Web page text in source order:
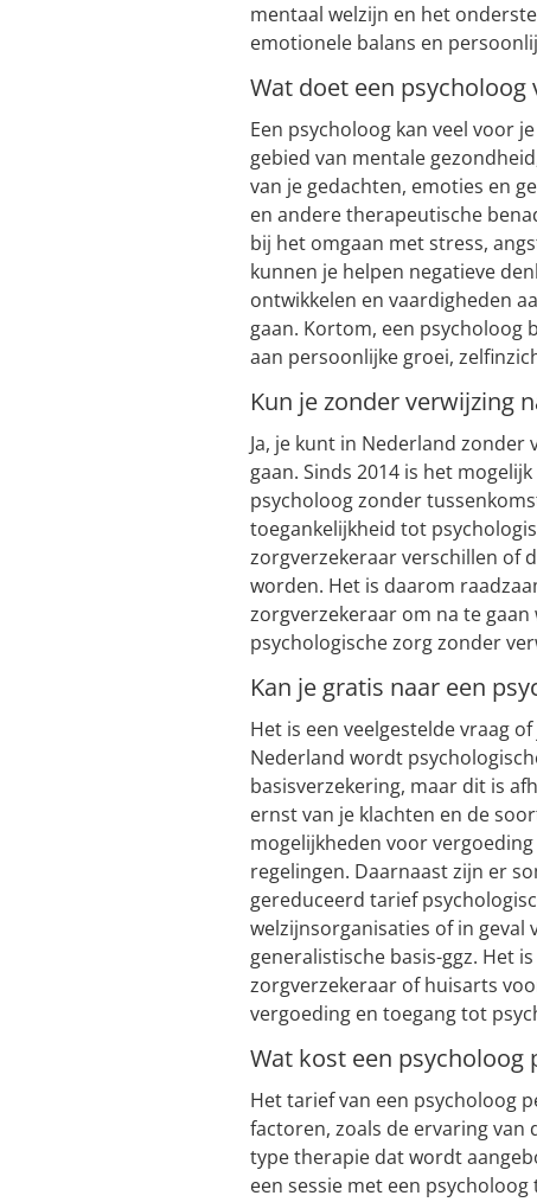
mentaal welzijn en het
emotionele balans en
Wat doet een psycholoog
Een psycholoog kan veel voor
gebied van mentale
van je gedachten, emoties en
en andere therapeutische
bij het omgaan met stress,
kunnen je helpen negatieve
ontwikkelen en vaardigheden
gaan. Kortom, een psycholoog
aan persoonlijke groei,
Kun je zonder verwijzing
Ja, je kunt in Nederland
gaan. Sinds 2014 is het
psycholoog zonder
toegankelijkheid tot
zorgverzekeraar verschillen of
worden. Het is daarom
zorgverzekeraar om na te
psychologische zorg zonder
Kan je gratis naar een
Het is een veelgestelde vraag
Nederland wordt
basisverzekering, maar dit is
ernst van je klachten en de
mogelijkheden voor
regelingen. Daarnaast zijn er
gereduceerd tarief
welzijnsorganisaties of in
generalistische basis-ggz. Het
zorgverzekeraar of huisarts
vergoeding en toegang tot
Wat kost een psycholoog
Het tarief van een psycholoog
factoren, zoals de ervaring van
type therapie dat wordt
een sessie met een